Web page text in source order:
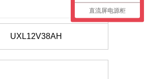
UXL12V38AH
直流屏电源柜